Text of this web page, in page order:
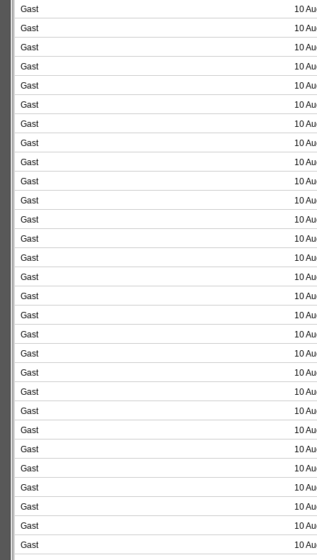
Gast
10
Gast
10
Gast
10
Gast
10
Gast
10
Gast
10
Gast
10
Gast
10
Gast
10
Gast
10
Gast
10
Gast
10
Gast
10
Gast
10
Gast
10
Gast
10
Gast
10
Gast
10
Gast
10
Gast
10
Gast
10
Gast
10
Gast
10
Gast
10
Gast
10
Gast
10
Gast
10
Gast
10
Gast
10